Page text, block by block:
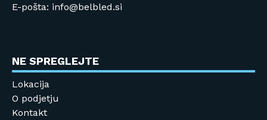
E-pošta: info@belbled.si
NE SPREGLEJTE
Lokacija
O podjetju
Kontakt